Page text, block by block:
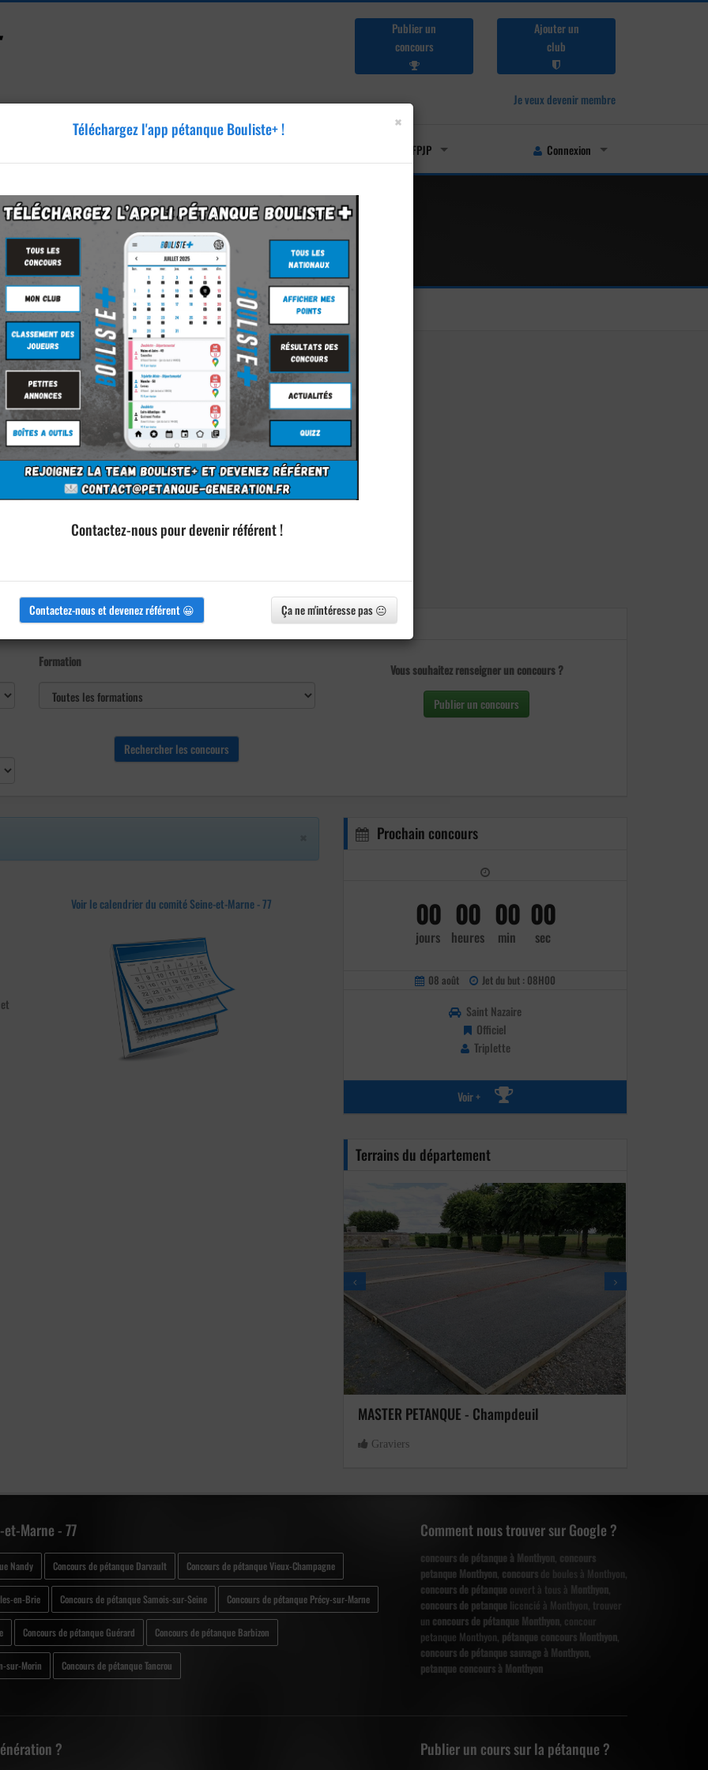
Publier un
concours
Ajouter un
club
Je veux devenir membre
Licenciés FFPJP Connexion
Formation
Vous souhaitez renseigner un concours ?
Publier un concours
et
Voir le calendrier du comité Seine-et-Marne - 77
Prochain concours
00
jours
00
heures
00
min
00
sec
08 août Jet du but : 08H00
Saint Nazaire
Officiel
Triplette
Voir +
Terrains du département
MASTER PETANQUE - Champdeuil
Graviers
×
Téléchargez l'app pétanque Bouliste+ !
Contactez-nous pour devenir référent !
Contactez-nous et devenez référent 😀 Ça ne m'intéresse pas 😐
Marne - 77
Nandy Concours de pétanque Darvault Concours de pétanque Vieux-Champagne
en-Brie Concours de pétanque Samois-sur-Seine Concours de pétanque Précy-sur-Marne
Concours de pétanque Guérard Concours de pétanque Barbizon
sur-Morin Concours de pétanque Tancrou
Comment nous trouver sur Google ?
concours de pétanque à Monthyon, concours
petanque Monthyon, concoursde boules à Monthyon,
concours de pétanque ouvert à tous à Monthyon,
concours de petanque licencié à Monthyon, trouver
un concours de pétanque Monthyon, concour
petanque Monthyon, pétanque concours Monthyon,
concours de pétanque sauvage à Monthyon,
petanque concours à Monthyon
? Publier un cours sur la pétanque ?